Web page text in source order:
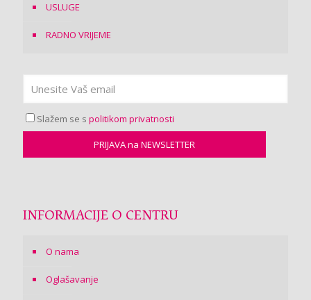
USLUGE
RADNO VRIJEME
Slažem se s politikom privatnosti
INFORMACIJE O CENTRU
O nama
Oglašavanje